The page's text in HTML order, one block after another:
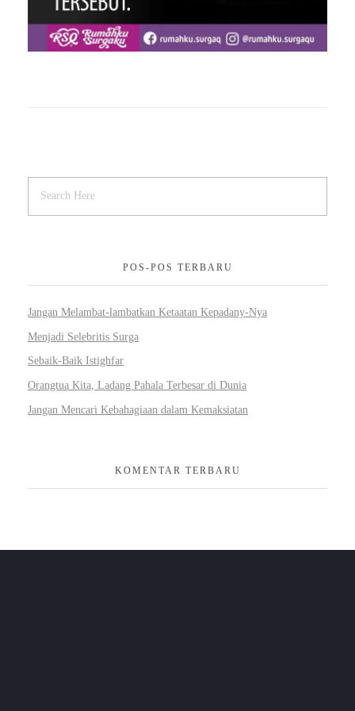
POS-POS TERBARU
Jangan Melambat-lambatkan Ketaatan Kepadany-Nya
Menjadi Selebritis Surga
Sebaik-Baik Istighfar
Orangtua Kita, Ladang Pahala Terbesar di Dunia
Jangan Mencari Kebahagiaan dalam Kemaksiatan
KOMENTAR TERBARU